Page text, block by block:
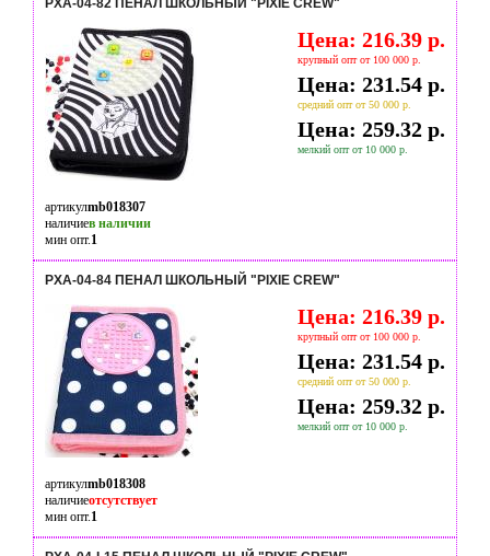
PXA-04-82 ПЕНАЛ ШКОЛЬНЫЙ "PIXIE CREW"
Цена: 216.39 р.
крупный опт от 100 000 р.
Цена: 231.54 р.
средний опт от 50 000 р.
Цена: 259.32 р.
мелкий опт от 10 000 р.
артикулmb018307
наличиев наличии
мин опт.1
PXA-04-84 ПЕНАЛ ШКОЛЬНЫЙ "PIXIE CREW"
Цена: 216.39 р.
крупный опт от 100 000 р.
Цена: 231.54 р.
средний опт от 50 000 р.
Цена: 259.32 р.
мелкий опт от 10 000 р.
артикулmb018308
наличиеотсутствует
мин опт.1